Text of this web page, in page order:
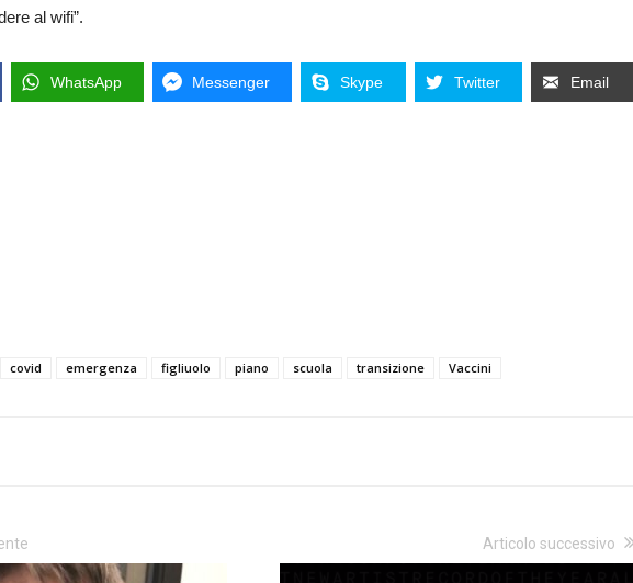
al wifi”.
WhatsApp Messenger Skype Twitter Email
covid emergenza figliuolo piano scuola transizione Vaccini
Articolo successivo